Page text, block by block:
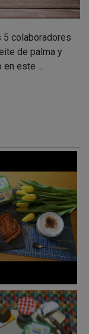
5 colaboradores
de palma y
en este ...